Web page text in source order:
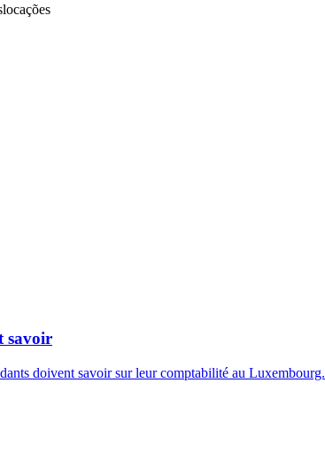
savoir
doivent savoir sur leur comptabilité au Luxembourg.